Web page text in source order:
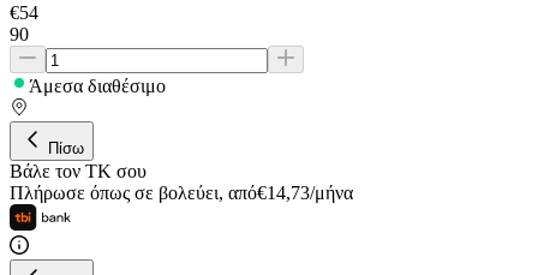
€54
90
Άμεσα διαθέσιμο
Πίσω
Βάλε τον ΤΚ σου
Πλήρωσε όπως σε βολεύει, από€14,73/μήνα